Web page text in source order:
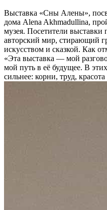
Выставка «Сны Алены»,
дома Alena Akhmadullina,
музея. Посетители выставки
авторский мир, стирающий
искусством и сказкой. Как
«Эта выставка — мой
мой путь в её будущее. В
сильнее: корни, труд,